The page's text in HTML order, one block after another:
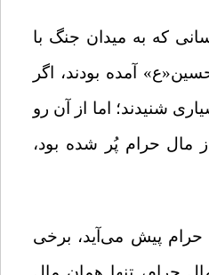
که به میدان جنگ با
آمده بودند، اگر
شنیدند؛ اما از آن رو
مال حرام پُر شده بود،
پیش می‌آید، برخی